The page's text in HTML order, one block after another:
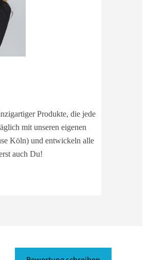
Produkte, die jede
mit unseren eigenen
Köln) und entwickeln alle
auch Du!